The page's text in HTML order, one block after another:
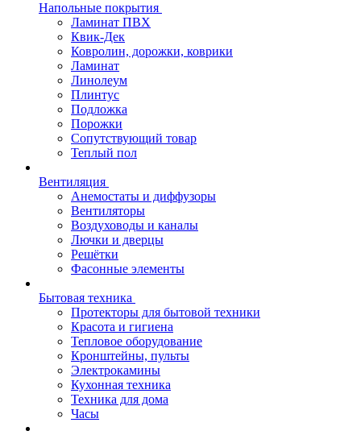
Напольные покрытия
Ламинат ПВХ
Квик-Дек
Ковролин, дорожки, коврики
Ламинат
Линолеум
Плинтус
Подложка
Порожки
Сопутствующий товар
Теплый пол
Вентиляция
Анемостаты и диффузоры
Вентиляторы
Воздуховоды и каналы
Лючки и дверцы
Решётки
Фасонные элементы
Бытовая техника
Протекторы для бытовой техники
Красота и гигиена
Тепловое оборудование
Кронштейны, пульты
Электрокамины
Кухонная техника
Техника для дома
Часы